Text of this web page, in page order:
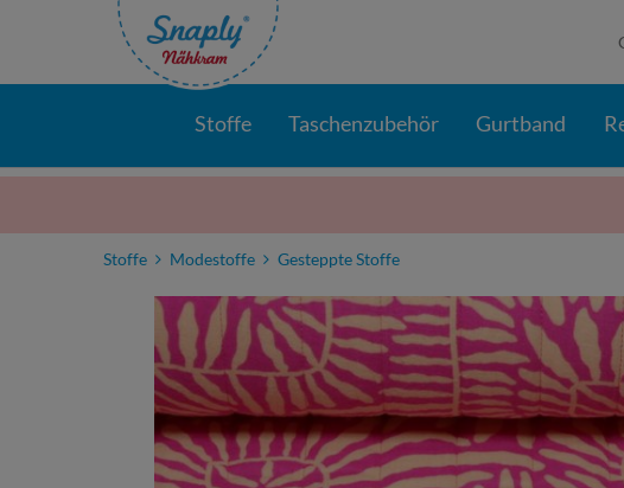
Stoffe Taschenzubehör Gurtband
Stoffe Modestoffe Gesteppte Stoffe